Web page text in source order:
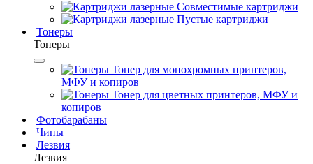
Совместимые картриджи
Пустые картриджи
Тонеры
Тонеры
Тонер для монохромных принтеров,
МФУ и копиров
Тонер для цветных принтеров, МФУ и
копиров
Фотобарабаны
Чипы
Лезвия
Лезвия